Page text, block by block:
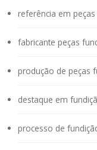
referência em
fabricante peças
produção de peças
destaque em
processo de